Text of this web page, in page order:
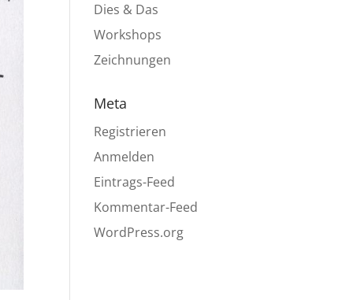
Dies & Das
Workshops
Zeichnungen
Meta
Registrieren
Anmelden
Eintrags-Feed
Kommentar-Feed
WordPress.org